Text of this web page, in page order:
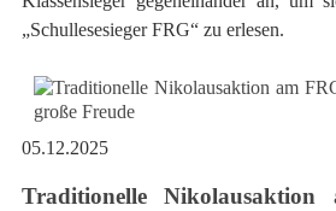
„Schullesesieger FRG“ zu erlesen.
05.12.2025
Traditionelle